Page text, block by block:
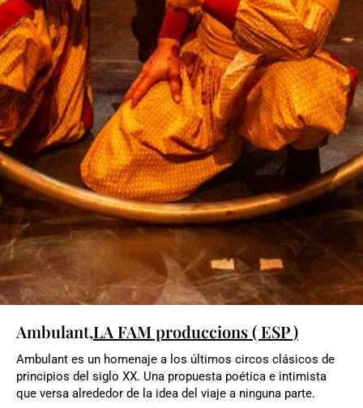
Ambulant,LA FAM produccions ( ESP )
Ambulant es un homenaje a los últimos circos clásicos de
principios del siglo XX. Una propuesta poética e intimista
que versa alrededor de la idea del viaje a ninguna parte.